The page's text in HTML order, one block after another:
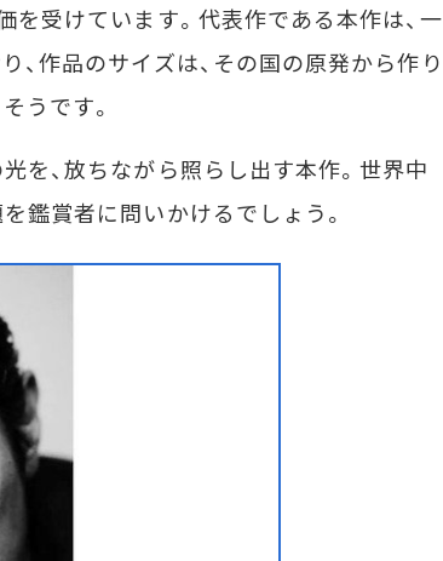
を受けています。代表作である本作は、一
作品のサイズは、その国の原発から作り
うです。
、放ちながら照らし出す本作。世界中
鑑賞者に問いかけるでしょう。